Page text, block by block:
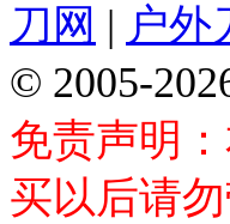
刀网 | 户外
© 2005-
免责声明
买以后请